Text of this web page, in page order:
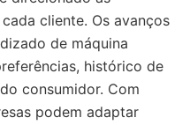
cliente. Os avanços
de máquina
histórico de
consumidor. Com
podem adaptar